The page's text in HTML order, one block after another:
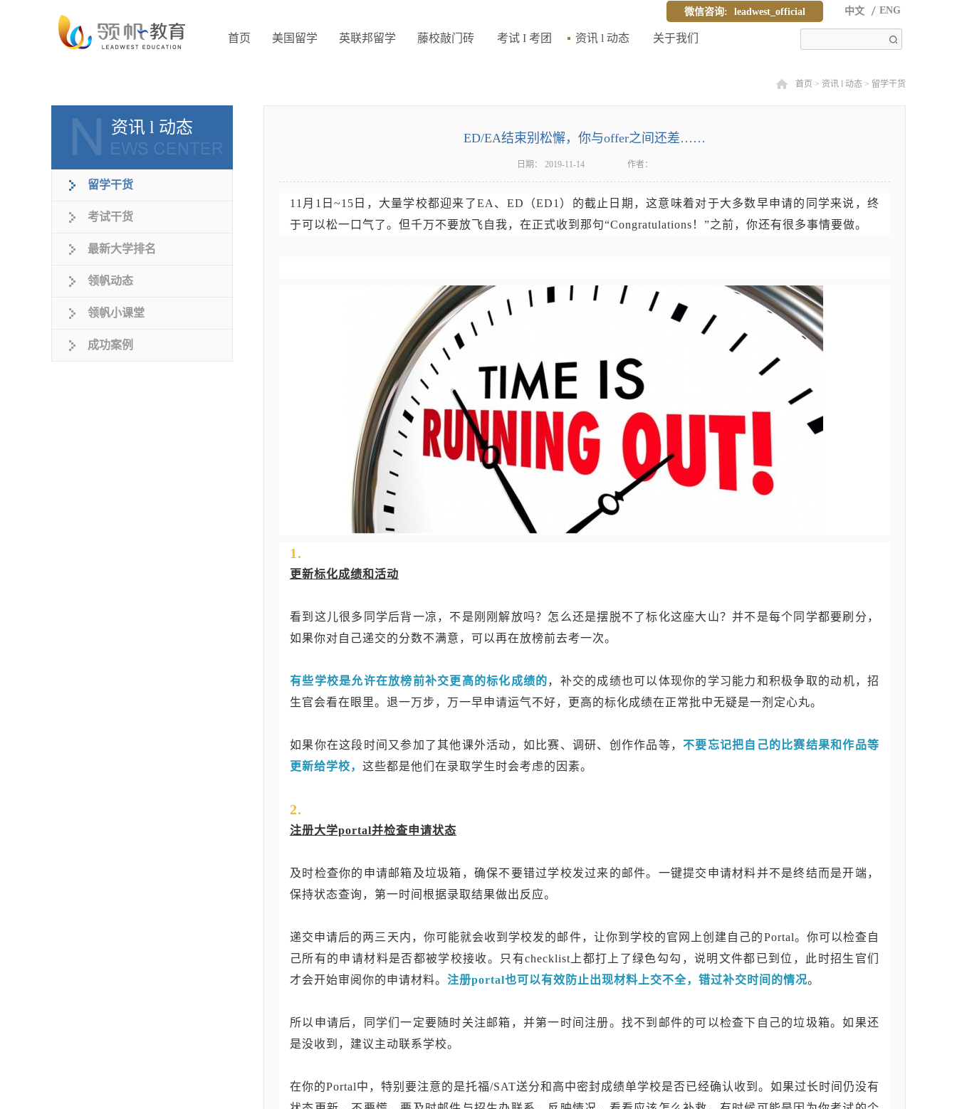
中文 ENG
微信咨询: leadwest_official
首页 美国留学 英联邦留学 藤校敲门砖 考试 I 考团 资讯 l 动态 关于我们
首页 > 资讯 l 动态 > 留学干货
资讯 l 动态
留学干货
考试干货
最新大学排名
领帆动态
领帆小课堂
成功案例
ED/EA结束别松懈，你与offer之间还差……
日期： 2019-11-14 作者：
11月1日~15日，大量学校都迎来了EA、ED（ED1）的截止日期，这意味着对于大多数早申请的同学来说，终
于可以松一口气了。但千万不要放飞自我，在正式收到那句“Congratulations！”之前，你还有很多事情要做。
1.
更新标化成绩和活动
看到这儿很多同学后背一凉，不是刚刚解放吗？怎么还是摆脱不了标化这座大山？并不是每个同学都要刷分，
如果你对自己递交的分数不满意，可以再在放榜前去考一次。
有些学校是允许在放榜前补交更高的标化成绩的，补交的成绩也可以体现你的学习能力和积极争取的动机，招
生官会看在眼里。退一万步，万一早申请运气不好，更高的标化成绩在正常批中无疑是一剂定心丸。
如果你在这段时间又参加了其他课外活动，如比赛、调研、创作作品等，不要忘记把自己的比赛结果和作品等
更新给学校， 这些都是他们在录取学生时会考虑的因素。
2.
注册大学portal并检查申请状态
及时检查你的申请邮箱及垃圾箱，确保不要错过学校发过来的邮件。一键提交申请材料并不是终结而是开端，
保持状态查询，第一时间根据录取结果做出反应。
递交申请后的两三天内，你可能就会收到学校发的邮件，让你到学校的官网上创建自己的Portal。你可以检查自
己所有的申请材料是否都被学校接收。只有checklist上都打上了绿色勾勾，说明文件都已到位，此时招生官们
才会开始审阅你的申请材料。 注册portal也可以有效防止出现材料上交不全，错过补交时间的情况。
所以申请后，同学们一定要随时关注邮箱，并第一时间注册。找不到邮件的可以检查下自己的垃圾箱。如果还
是没收到，建议主动联系学校。
在你的Portal中，特别要注意的是托福/SAT送分和高中密封成绩单学校是否已经确认收到。如果过长时间仍没有